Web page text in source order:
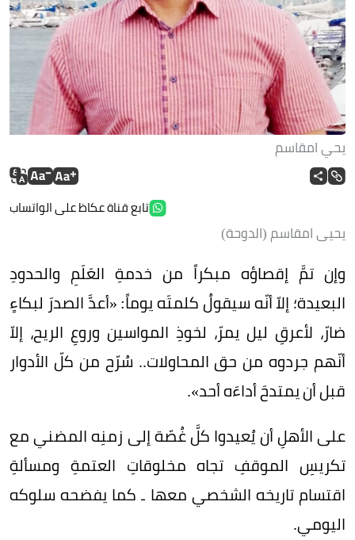
يحي امقاسم
تابع قناة عكاظ على الواتساب
يحيى امقاسم (الدوحة)
وإن تمَّ إقصاؤه مبكراً من خدمةِ العَلَمِ والحدودِ
البعيدة؛ إلاّ أنّه سيقولُ كلمتَه يوماً: «أعدَّ الصدرَ لبكاءٍ
ضارّ، لأعرقِ ليل يمرّ، لخوذِ المواسين وروعِ الريح، إلاّ
أنّهم جردوه من حق المحاولات.. سُرّح من كلّ الأدوار
قبل أن يمتدحَ أداءَه أحد».
على الأهلِ أن يُعيدوا كلَّ غُصّة إلى زمنِه المضني مع
تكريسِ الموقفِ تجاه مخلوقاتِ العتمةِ ومسألةِ
اقتسام تاريخه الشخصي معها ـ كما يفضحه سلوكه
اليومي.